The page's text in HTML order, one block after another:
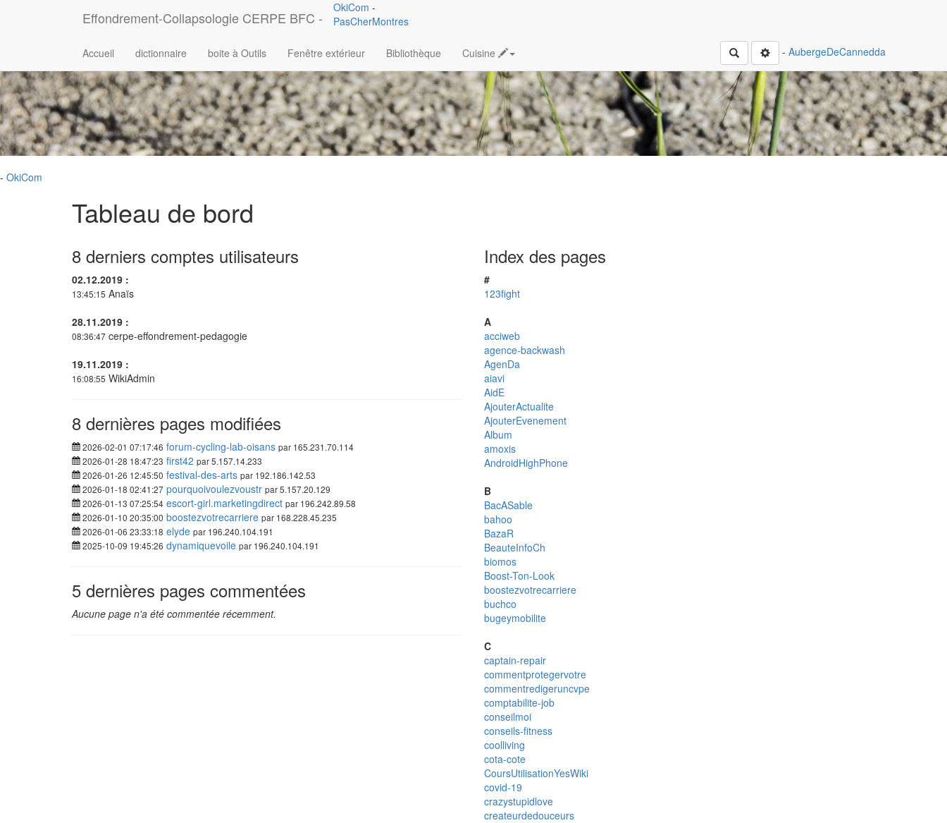
Effondrement-Collapsologie CERPE BFC -
OkiCom -
PasCherMontres
Accueil dictionnaire boite à Outils Fenêtre extérieur Bibliothèque Cuisine Rechercher- AubergeDeCannedda
- OkiCom
Tableau de bord
8 derniers comptes utilisateurs
02.12.2019 :
13:45:15 Anaïs
28.11.2019 :
08:36:47 cerpe-effondrement-pedagogie
19.11.2019 :
16:08:55 WikiAdmin
8 dernières pages modifiées
2026-02-01 07:17:46 forum-cycling-lab-oisans par 165.231.70.114
2026-01-28 18:47:23 first42 par 5.157.14.233
2026-01-26 12:45:50 festival-des-arts par 192.186.142.53
2026-01-18 02:41:27 pourquoivoulezvoustr par 5.157.20.129
2026-01-13 07:25:54 escort-girl.marketingdirect par 196.242.89.58
2026-01-10 20:35:00 boostezvotrecarriere par 168.228.45.235
2026-01-06 23:33:18 elyde par 196.240.104.191
2025-10-09 19:45:26 dynamiquevoile par 196.240.104.191
5 dernières pages commentées
Aucune page n'a été commentée récemment.
Index des pages
#
123fight
A
acciweb
agence-backwash
AgenDa
aiavi
AidE
AjouterActualite
AjouterEvenement
Album
amoxis
AndroidHighPhone
B
BacASable
bahoo
BazaR
BeauteInfoCh
biomos
Boost-Ton-Look
boostezvotrecarriere
buchco
bugeymobilite
C
captain-repair
commentprotegervotre
commentredigeruncvpe
comptabilite-job
conseilmoi
conseils-fitness
coolliving
cota-cote
CoursUtilisationYesWiki
covid-19
crazystupidlove
createurdedouceurs